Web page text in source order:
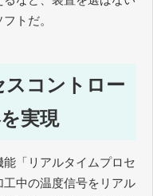
トだ。
スコントロー
実現
「リアルタイムプロセ
中の温度信号をリアル